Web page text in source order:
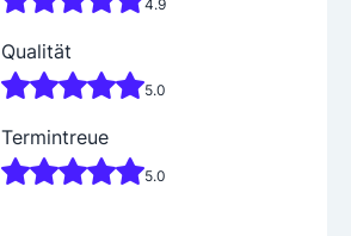
4.9
Qualität
5.0
Termintreue
5.0